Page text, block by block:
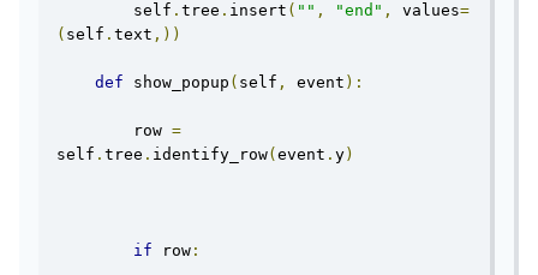
self .tree .insert ("" "end" values=
(self .text ,))
def show_popup (self event ):
row =
self .tree .identify_row (event .y
if row